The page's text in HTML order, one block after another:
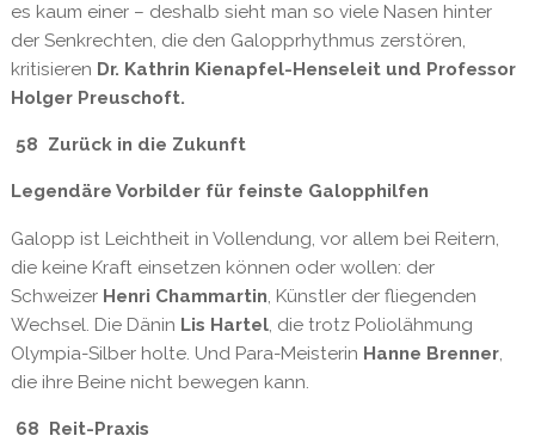
es kaum einer – deshalb sieht man so viele Nasen hinter
der Senkrechten, die den Galopprhythmus zerstören,
kritisieren Dr. Kathrin Kienapfel-Henseleit und Professor
Holger Preuschoft.
58 Zurück in die Zukunft
Legendäre Vorbilder für feinste Galopphilfen
Galopp ist Leichtheit in Vollendung, vor allem bei Reitern,
die keine Kraft einsetzen können oder wollen: der
Schweizer Henri Chammartin, Künstler der fliegenden
Wechsel. Die Dänin Lis Hartel, die trotz Poliolähmung
Olympia-Silber holte. Und Para-Meisterin Hanne Brenner,
die ihre Beine nicht bewegen kann.
68 Reit-Praxis